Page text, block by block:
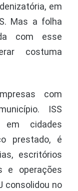
em
Mas a folha
com esse
costuma
com
ISS
em cidades
prestado, é
escritórios
e operações
consolidou no